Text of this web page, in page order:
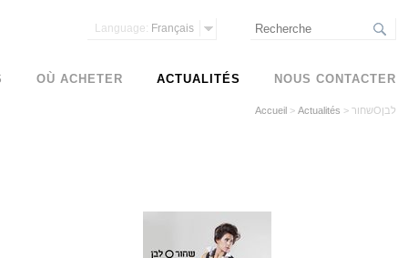
Accueil> Actualités > שחורOלבן
OÙ ACHETER ACTUALITÉS NOUS CONTACTER
Language: Français